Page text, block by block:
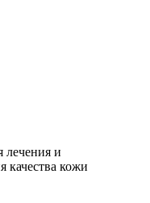
лечения и
качества кожи